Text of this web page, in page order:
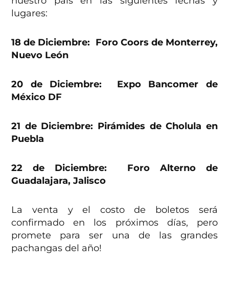
lugares:
18 de Diciembre: Foro Coors de Monterrey,
Nuevo León
20 de Diciembre: Expo Bancomer de
México DF
21 de Diciembre: Pirámides de Cholula en
Puebla
22 de Diciembre: Foro Alterno de
Guadalajara, Jalisco
La venta y el costo de boletos será
confirmado en los próximos días, pero
promete para ser una de las grandes
pachangas del año!